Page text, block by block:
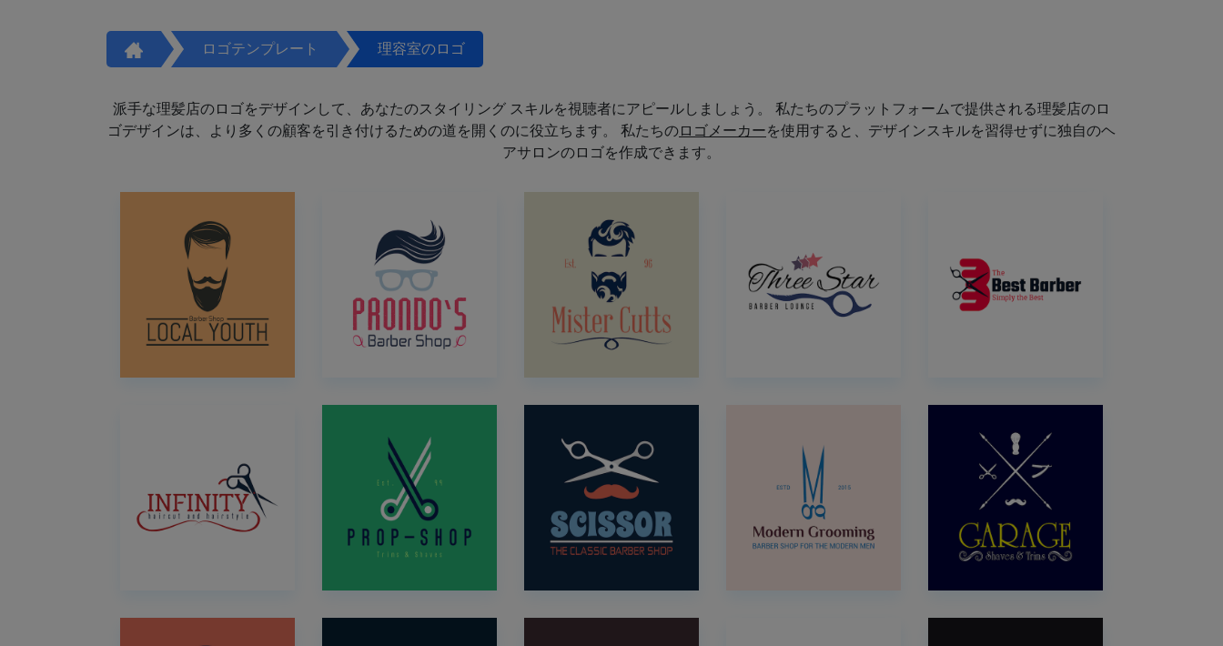
ロゴテンプレート 理容室のロゴ
派手な理髪店のロゴをデザインして、あなたのスタイリング スキルを視聴者にアピールしましょう。 私たちのプラットフォームで提供される理髪店のロ
ゴデザインは、より多くの顧客を引き付けるための道を開くのに役立ちます。 私たちのロゴメーカーを使用すると、デザインスキルを習得せずに独自のヘ
アサロンのロゴを作成できます。